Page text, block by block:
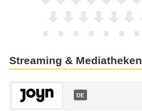
Streaming & Mediatheken
DE